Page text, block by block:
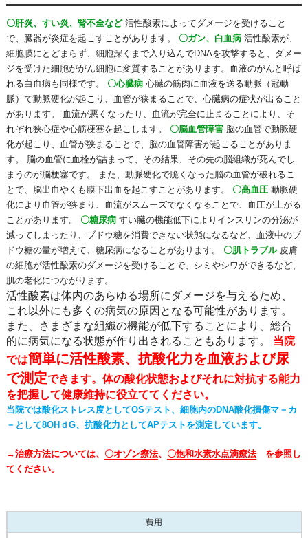
〇肝炎、すい炎、腎不全など活性酸素によってダメージを受けること
で、臓器が炎症を起こすことがあります。 〇ガン、白血病活性酸素が、
細胞膜にとどまらず、細胞深くまで入り込んでDNAを攻撃すると、ダメー
ジを受けた細胞ががん細胞に変質することがあります。血液のがんと呼ば
れる白血病も同様です。 〇心臓病心臓の筋肉に血液を送る動脈（冠動
脈）で動脈硬化が起こり、血管が狭まることで、心臓病の症状が出ること
があります。 血流が悪くなったり、血流が完全に止まることにより、そ
れぞれ狭心症や心筋梗塞を起こします。 〇脳血管障害脳の血管で動脈硬
化が起こり、血管が狭まることで、脳の血管障害が起こることがありま
す。 脳の血管に血栓が詰まって、その結果、その先の脳組織が死んでし
まうのが脳梗塞です。 また、動脈硬化で脆くなった脳の血管が破れるこ
とで、脳出血やくも膜下出血を起こすことがあります。 〇高血圧動脈硬
化により血管が狭まり、血流がスムーズでなくなることで、血圧が上がる
ことがあります。 〇糖尿病すい臓の機能低下によりインスリンの分泌が
減ってしまったり、ブドウ糖を消費できない状態になるなど、血液中のブ
ドウ糖の量が増えて、糖尿病になることがあります。 〇肌トラブル皮膚
の細胞が活性酸素のダメージを受けることで、シミやシワができるなど、
肌の老化につながります。
活性酸素は体内のあらゆる場所にダメージを与えるため、
これ以外にも多くの病気の原因となる可能性があります。
また、さまざまな組織の機能が低下することにより、総合
的に病気になる状態が作り出されることもあります。 当院
では簡単に活性酸素、抗酸化力を血液および尿
で測定できます。体の酸化状態およびそれに対抗する能力
を把握して健康維持に役立ててください。
当院では酸化ストレス度としてOSテスト、細胞内のDNA酸化損傷マ－カ
－として8OHｄG、抗酸化力としてAPテストを測定しています。
→治療方法については、 〇オゾン療法、 〇飽和水素水点滴療法を参照し
てください。
費用